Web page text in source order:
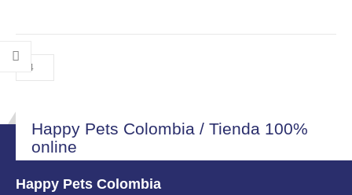
pueden
elegir
la
página
pueden
elegir
la
página
$ 120.000
Happy Pets Colombia / Tienda 100%
online
Happy Pets Colombia